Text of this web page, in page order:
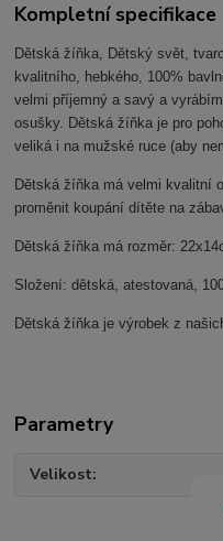
Kompletní specifikace
Dětská žíňka, Dětský svět,
kvalitního, hebkého, 100%
velmi příjemný a savý a
osušky. Dětská žíňka je pro
veliká i na mužské ruce (aby
Dětská žíňka má velmi kvalitní
proměnit koupání dítěte na
Dětská žíňka má rozměr:
Složení: dětská, atestovaná,
Dětská žíňka je výrobek z
Parametry
Velikost